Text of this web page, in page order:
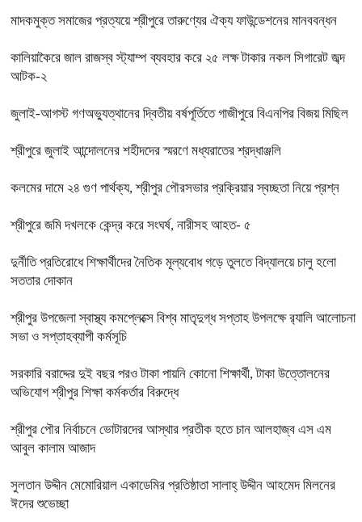
মাদকমুক্ত সমাজের প্রত্যয়ে শ্রীপুরে তারুণ্যের ঐক্য ফাউন্ডেশনের মানববন্ধন
কালিয়াকৈরে জাল রাজস্ব স্ট্যাম্প ব্যবহার করে ২৫ লক্ষ টাকার নকল সিগারেট জব্দ
আটক-২
জুলাই-আগস্ট গণঅভ্যুত্থানের দ্বিতীয় বর্ষপূর্তিতে গাজীপুরে বিএনপির বিজয় মিছিল
শ্রীপুরে জুলাই আন্দোলনের শহীদদের স্মরণে মধ্যরাতের শ্রদ্ধাঞ্জলি
কলমের দামে ২৪ গুণ পার্থক্য, শ্রীপুর পৌরসভার প্রক্রিয়ার স্বচ্ছতা নিয়ে প্রশ্ন
শ্রীপুরে জমি দখলকে কেন্দ্র করে সংঘর্ষ, নারীসহ আহত- ৫
দুর্নীতি প্রতিরোধে শিক্ষার্থীদের নৈতিক মূল্যবোধ গড়ে তুলতে বিদ্যালয়ে চালু হলো
সততার দোকান
শ্রীপুর উপজেলা স্বাস্থ্য কমপ্লেক্সে বিশ্ব মাতৃদুগ্ধ সপ্তাহ উপলক্ষে র‍্যালি আলোচনা
সভা ও সপ্তাহব্যাপী কর্মসূচি
সরকারি বরাদ্দের দুই বছর পরও টাকা পায়নি কোনো শিক্ষার্থী, টাকা উত্তোলনের
অভিযোগ শ্রীপুর শিক্ষা কর্মকর্তার বিরুদ্ধে
শ্রীপুর পৌর নির্বাচনে ভোটারদের আস্থার প্রতীক হতে চান আলহাজ্ব এস এম
আবুল কালাম আজাদ
সুলতান উদ্দীন মেমোরিয়াল একাডেমির প্রতিষ্ঠাতা সালাহ্ উদ্দীন আহমেদ মিলনের
ঈদের শুভেচ্ছা